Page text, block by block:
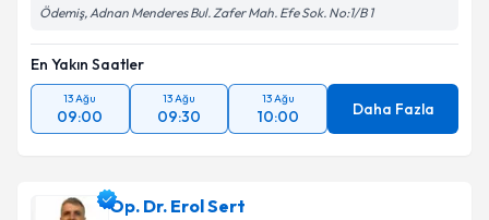
Ödemiş, Adnan Menderes Bul. Zafer Mah. Efe Sok. No:1/B 1
En Yakın Saatler
13 Ağu
09:00
13 Ağu
09:30
13 Ağu
10:00 Daha Fazla
Op. Dr. Erol Sert